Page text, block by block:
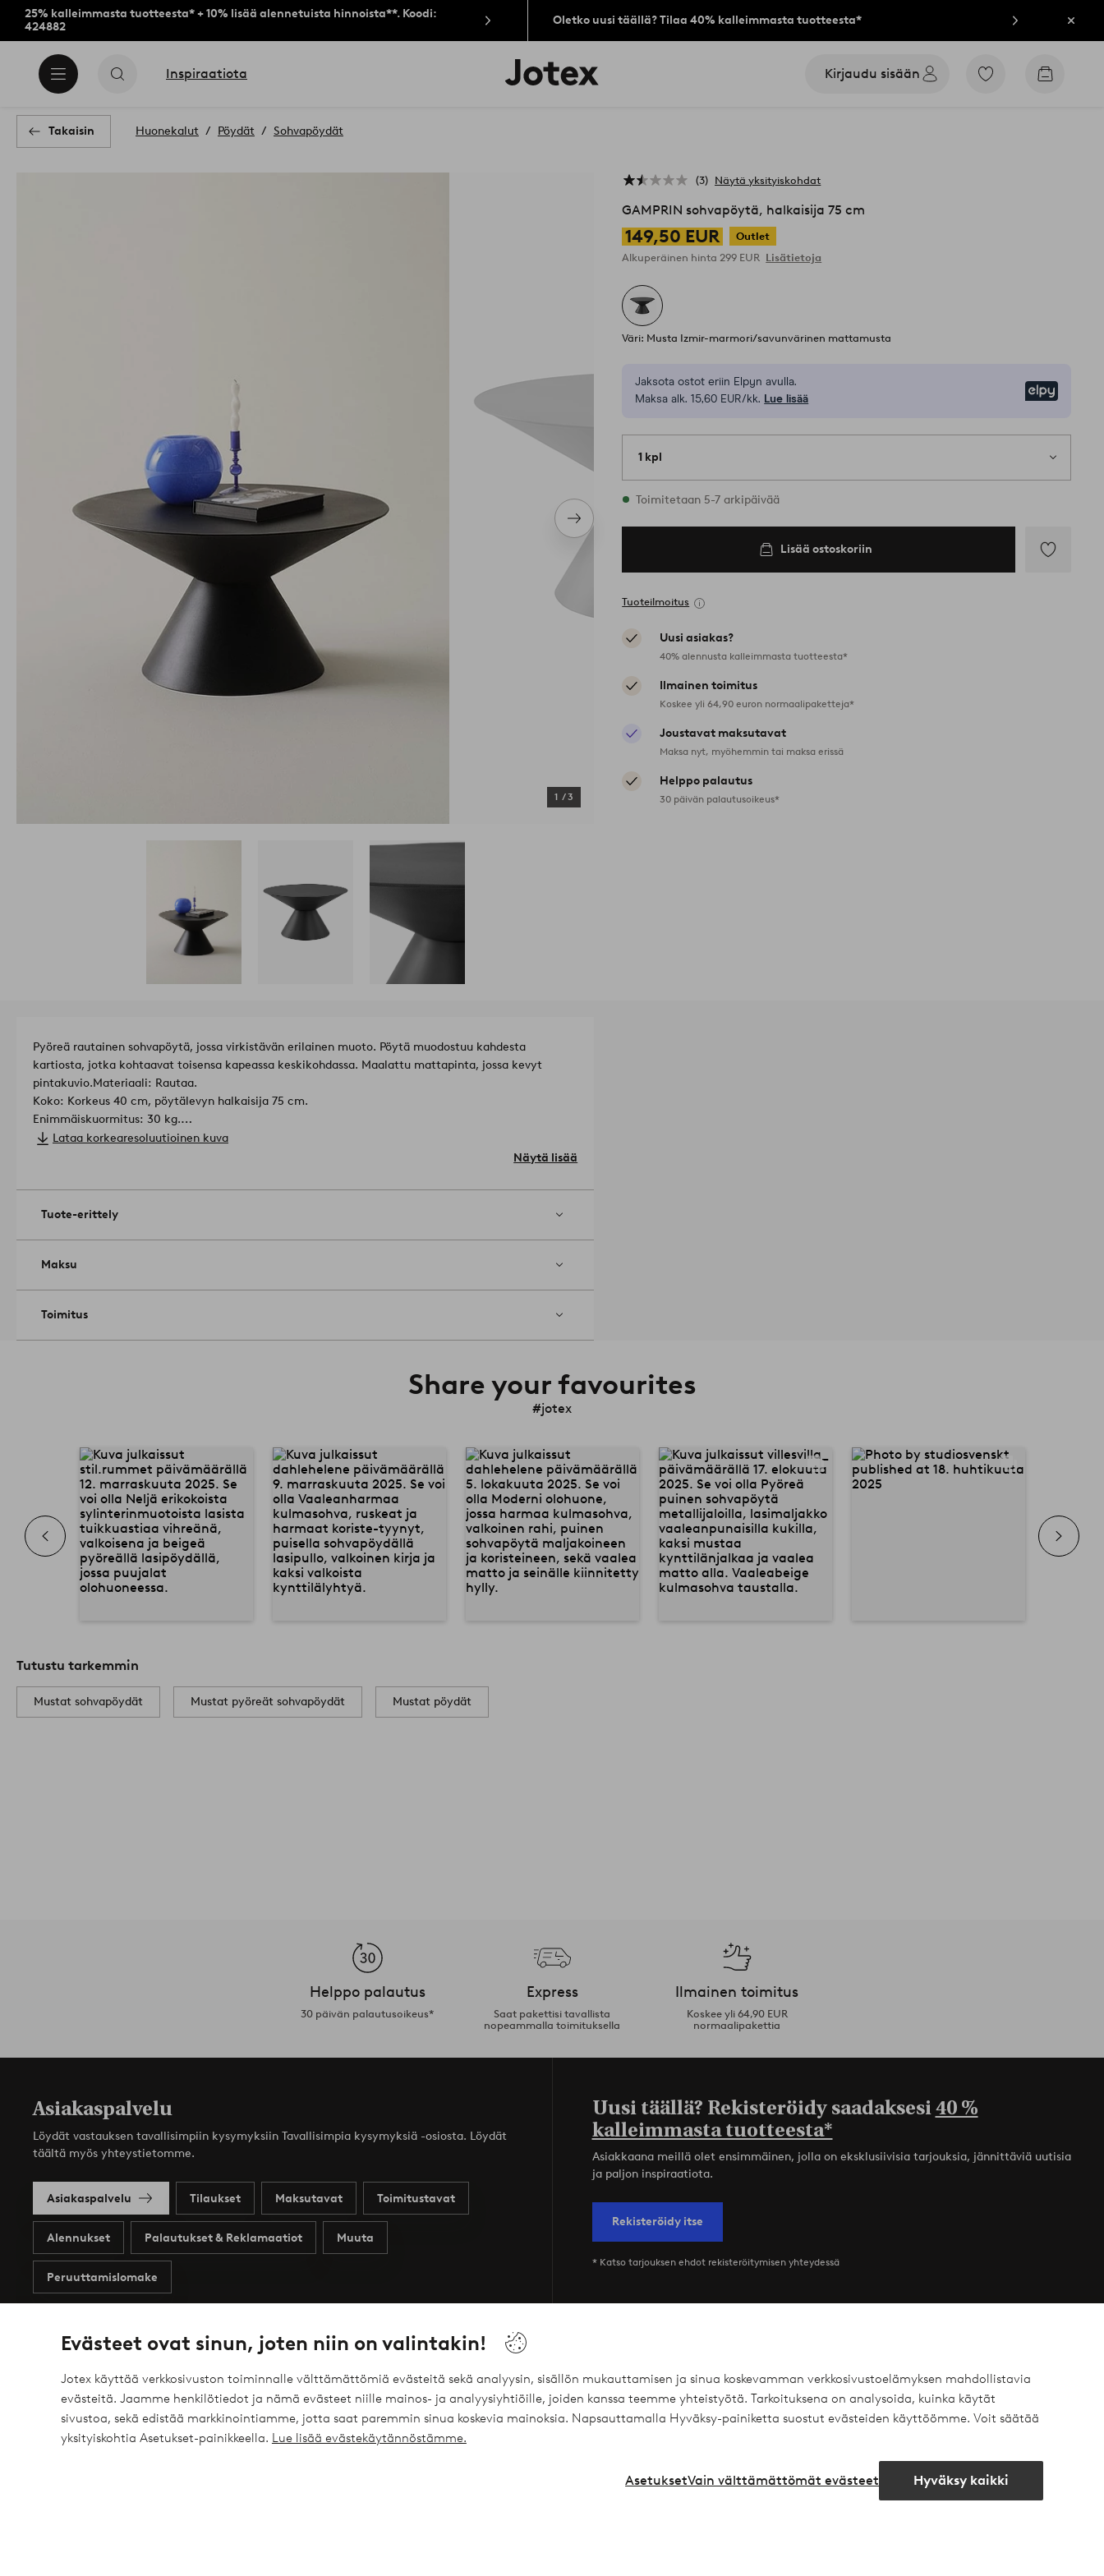
Evästeet ovat sinun, joten niin on valintakin!
Jotex käyttää verkkosivuston toiminnalle välttämättömiä evästeitä sekä analyysin, sisällön mukauttamisen ja sinua koskevamman verkkosivustoelämyksen mahdollistavia
evästeitä. Jaamme henkilötiedot ja nämä evästeet niille mainos- ja analyysiyhtiöille, joiden kanssa teemme yhteistyötä. Tarkoituksena on analysoida, kuinka käytät
sivustoa, sekä edistää markkinointiamme, jotta saat paremmin sinua koskevia mainoksia. Napsauttamalla Hyväksy-painiketta suostut evästeiden käyttöömme. Voit säätää
yksityiskohtia Asetukset-painikkeella. Lue lisää evästekäytännöstämme.
Hyväksy kaikki
Vain välttämättömät evästeet
Asetukset
25% kalleimmasta tuotteesta* + 10% lisää alennetuista hinnoista**. Koodi:
424882
Oletko uusi täällä? Tilaa 40% kalleimmasta tuotteesta* Sulje
Inspiraatiota
Jotex-
logo
Kirjaudu sisään
Siirry
Siirry
Takaisin Huonekalut Pöydät Sohvapöydät
Seuraava
tuote
1 /3
3 Näytä yksityiskohdat
GAMPRIN sohvapöytä, halkaisija 75 cm
149,50 EUR
Outlet
Alkuperäinen hinta 299 EUR Lisätietoja
Väri: Musta Izmir-marmori/savunvärinen mattamusta
Jaksota ostot eriin Elpyn avulla.
Maksa alk. 15,60 EUR/kk. Lue lisää
1 kpl
Varastossa
Toimitetaan 5-7 arkipäivää
Lisää ostoskoriin
Tuoteilmoitus
Uusi asiakas?
40% alennusta kalleimmasta tuotteesta*
Ilmainen toimitus
Koskee yli 64,90 euron normaalipaketteja*
Joustavat maksutavat
Maksa nyt, myöhemmin tai maksa erissä
Helppo palautus
30 päivän palautusoikeus*
Pyöreä rautainen sohvapöytä, jossa virkistävän erilainen muoto. Pöytä muodostuu kahdesta
kartiosta, jotka kohtaavat toisensa kapeassa keskikohdassa. Maalattu mattapinta, jossa kevyt
pintakuvio.Materiaali: Rautaa.
Koko: Korkeus 40 cm, pöytälevyn halkaisija 75 cm.
Enimmäiskuormitus: 30 kg.
Hoito-ohje: Pyyhitään kevyesti kostutetulla liinalla.
Vinkki: Mikäli sinulla on herkästi naarmuuntuva lattia, aseta huopatassut tai muu suoja huonekalun
Lataa korkearesoluutioinen kuva
Näytä lisää
Tuote-erittely
Maksu
Toimitus
Share your favourites
#jotex
Tutustu tarkemmin
Mustat sohvapöydät Mustat pyöreät sohvapöydät Mustat pöydät
Helppo palautus
30 päivän palautusoikeus*
Express
Saat pakettisi tavallista
nopeammalla toimituksella
Ilmainen toimitus
Koskee yli 64,90 EUR
normaalipakettia
Asiakaspalvelu
Löydät vastauksen tavallisimpiin kysymyksiin Tavallisimpia kysymyksiä -osiosta. Löydät
täältä myös yhteystietomme.
Asiakaspalvelu Tilaukset Maksutavat Toimitustavat
Alennukset Palautukset & Reklamaatiot Muuta
Peruuttamislomake
Uusi täällä? Rekisteröidy saadaksesi40 %
kalleimmasta tuotteesta*
Asiakkaana meillä olet ensimmäinen, jolla on eksklusiivisia tarjouksia, jännittäviä uutisia
ja paljon inspiraatiota.
Rekisteröidy itse
* Katso tarjouksen ehdot rekisteröitymisen yhteydessä
Omat sivut
Profiilini
Tapahtumat
Tietoa Jotexista
Tietoa Jotexista
Tietoa Ellos Groupista
Palvelumme
Joustavat maksutavat Elpyn kautta
Ellos Vakuutukset
Ehdot
Yleiset ehdot - Yksityisasiakas
Ystävät
Ellos